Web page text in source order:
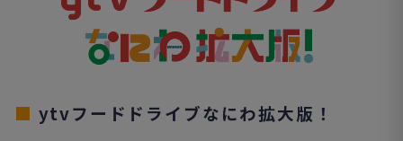
■ ytvフードドライブなにわ拡大版！